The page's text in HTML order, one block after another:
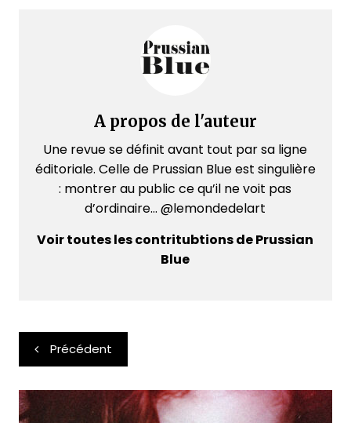
A propos de l'auteur
Une revue se définit avant tout par sa ligne
éditoriale. Celle de Prussian Blue est singulière
: montrer au public ce qu’il ne voit pas
d’ordinaire... @lemondedelart
Voir toutes les contritubtions de Prussian
Blue
Navigation
de
l’article
Précédent